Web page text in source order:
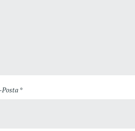
Posta *